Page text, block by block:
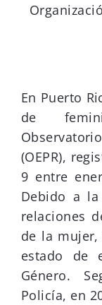
En Puerto
de
(OEPR),
9 entre
Debido a
relaciones
de la
estado de
Género.
Policía, en